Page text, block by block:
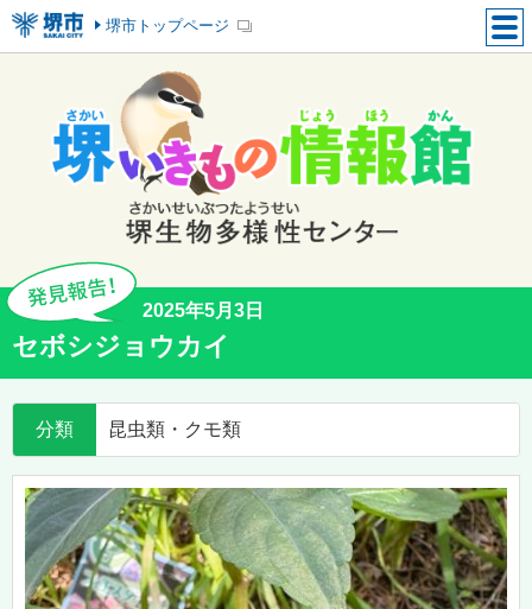
堺市トップページ
2025年5月3日
セボシジョウカイ
分類 昆虫類・クモ類